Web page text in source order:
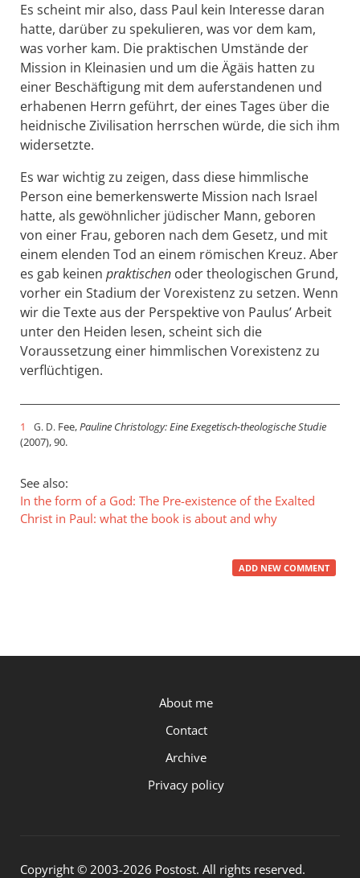
Es scheint mir also, dass Paul kein Interesse daran
hatte, darüber zu spekulieren, was vor dem kam,
was vorher kam. Die praktischen Umstände der
Mission in Kleinasien und um die Ägäis hatten zu
einer Beschäftigung mit dem auferstandenen und
erhabenen Herrn geführt, der eines Tages über die
heidnische Zivilisation herrschen würde, die sich ihm
widersetzte.
Es war wichtig zu zeigen, dass diese himmlische
Person eine bemerkenswerte Mission nach Israel
hatte, als gewöhnlicher jüdischer Mann, geboren
von einer Frau, geboren nach dem Gesetz, und mit
einem elenden Tod an einem römischen Kreuz. Aber
es gab keinen praktischen oder theologischen Grund,
vorher ein Stadium der Vorexistenz zu setzen. Wenn
wir die Texte aus der Perspektive von Paulus’ Arbeit
unter den Heiden lesen, scheint sich die
Voraussetzung einer himmlischen Vorexistenz zu
verflüchtigen.
1 G. D. Fee,Pauline Christology: Eine Exegetisch-theologische Studie
(2007), 90.
See also:
In the form of a God: The Pre-existence of the Exalted
Christ in Paul: what the book is about and why
ADD NEW COMMENT
About me
Contact
Archive
Privacy policy
Copyright © 2003-2026 Postost. All rights reserved.